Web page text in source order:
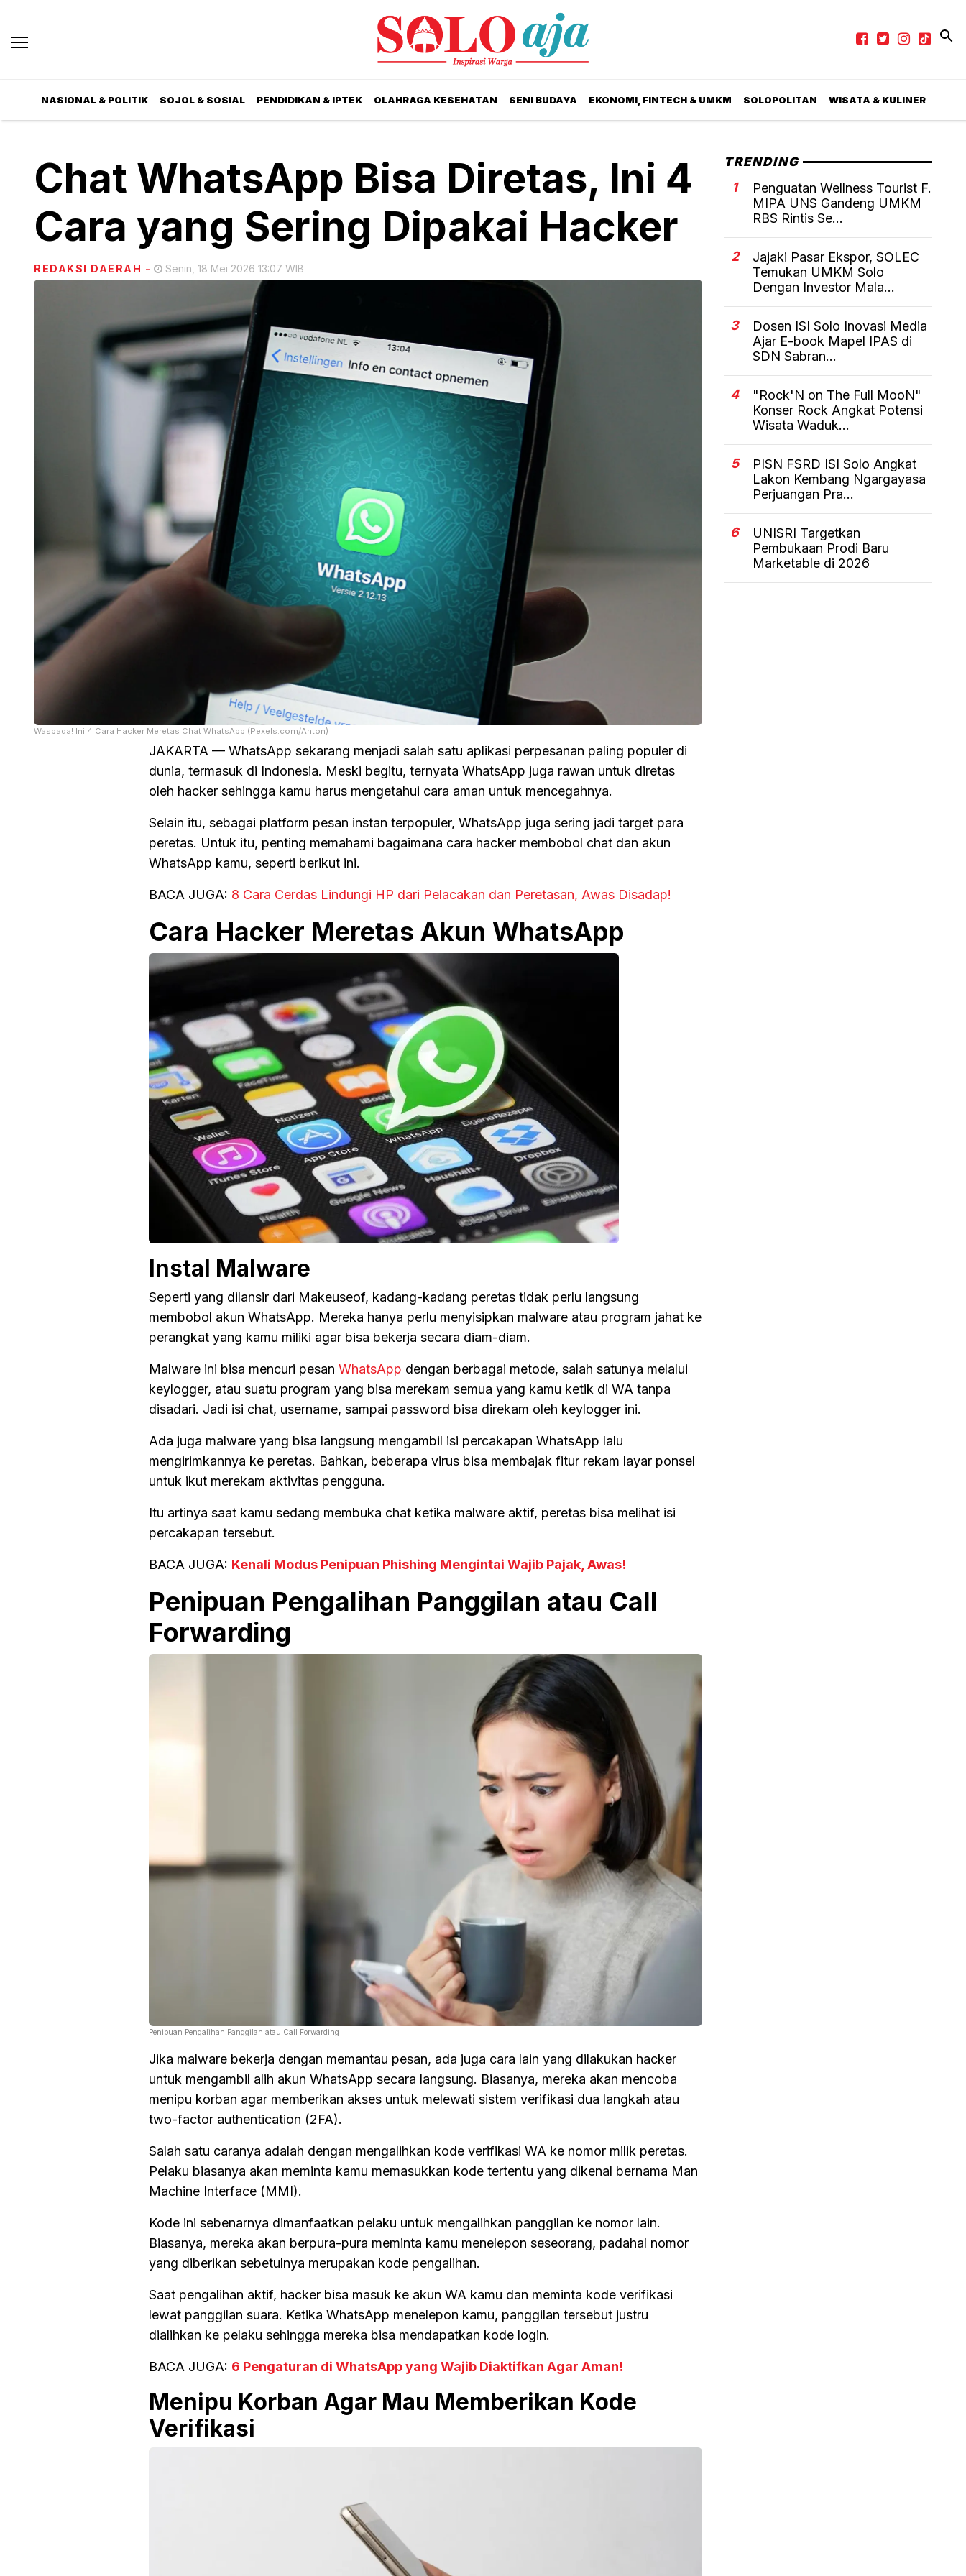
NASIONAL & POLITIK SOJOL & SOSIAL PENDIDIKAN & IPTEK OLAHRAGA KESEHATAN SENI BUDAYA EKONOMI, FINTECH & UMKM SOLOPOLITAN WISATA & KULINER
Chat WhatsApp Bisa Diretas, Ini 4
Cara yang Sering Dipakai Hacker
REDAKSI DAERAH - Senin, 18 Mei 2026 13:07 WIB
Waspada! Ini 4 Cara Hacker Meretas Chat WhatsApp (Pexels.com/Anton)
JAKARTA — WhatsApp sekarang menjadi salah satu aplikasi perpesanan paling populer di
dunia, termasuk di Indonesia. Meski begitu, ternyata WhatsApp juga rawan untuk diretas
oleh hacker sehingga kamu harus mengetahui cara aman untuk mencegahnya.
Selain itu, sebagai platform pesan instan terpopuler, WhatsApp juga sering jadi target para
peretas. Untuk itu, penting memahami bagaimana cara hacker membobol chat dan akun
WhatsApp kamu, seperti berikut ini.
BACA JUGA: 8 Cara Cerdas Lindungi HP dari Pelacakan dan Peretasan, Awas Disadap!
Cara Hacker Meretas Akun WhatsApp
Instal Malware
Seperti yang dilansir dari Makeuseof, kadang-kadang peretas tidak perlu langsung
membobol akun WhatsApp. Mereka hanya perlu menyisipkan malware atau program jahat ke
perangkat yang kamu miliki agar bisa bekerja secara diam-diam.
Malware ini bisa mencuri pesan WhatsApp dengan berbagai metode, salah satunya melalui
keylogger, atau suatu program yang bisa merekam semua yang kamu ketik di WA tanpa
disadari. Jadi isi chat, username, sampai password bisa direkam oleh keylogger ini.
Ada juga malware yang bisa langsung mengambil isi percakapan WhatsApp lalu
mengirimkannya ke peretas. Bahkan, beberapa virus bisa membajak fitur rekam layar ponsel
untuk ikut merekam aktivitas pengguna.
Itu artinya saat kamu sedang membuka chat ketika malware aktif, peretas bisa melihat isi
percakapan tersebut.
BACA JUGA: Kenali Modus Penipuan Phishing Mengintai Wajib Pajak, Awas!
Penipuan Pengalihan Panggilan atau Call
Forwarding
Penipuan Pengalihan Panggilan atau Call Forwarding
Jika malware bekerja dengan memantau pesan, ada juga cara lain yang dilakukan hacker
untuk mengambil alih akun WhatsApp secara langsung. Biasanya, mereka akan mencoba
menipu korban agar memberikan akses untuk melewati sistem verifikasi dua langkah atau
two-factor authentication (2FA).
Salah satu caranya adalah dengan mengalihkan kode verifikasi WA ke nomor milik peretas.
Pelaku biasanya akan meminta kamu memasukkan kode tertentu yang dikenal bernama Man
Machine Interface (MMI).
Kode ini sebenarnya dimanfaatkan pelaku untuk mengalihkan panggilan ke nomor lain.
Biasanya, mereka akan berpura-pura meminta kamu menelepon seseorang, padahal nomor
yang diberikan sebetulnya merupakan kode pengalihan.
Saat pengalihan aktif, hacker bisa masuk ke akun WA kamu dan meminta kode verifikasi
lewat panggilan suara. Ketika WhatsApp menelepon kamu, panggilan tersebut justru
dialihkan ke pelaku sehingga mereka bisa mendapatkan kode login.
BACA JUGA: 6 Pengaturan di WhatsApp yang Wajib Diaktifkan Agar Aman!
Menipu Korban Agar Mau Memberikan Kode
Verifikasi
TRENDING
1
Penguatan Wellness Tourist F.
MIPA UNS Gandeng UMKM
RBS Rintis Se...
2
Jajaki Pasar Ekspor, SOLEC
Temukan UMKM Solo
Dengan Investor Mala...
3
Dosen ISI Solo Inovasi Media
Ajar E-book Mapel IPAS di
SDN Sabran...
4
"Rock'N on The Full MooN"
Konser Rock Angkat Potensi
Wisata Waduk...
5
PISN FSRD ISI Solo Angkat
Lakon Kembang Ngargayasa
Perjuangan Pra...
6
UNISRI Targetkan
Pembukaan Prodi Baru
Marketable di 2026